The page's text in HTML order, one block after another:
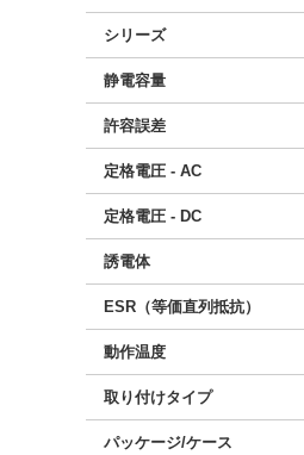
シリーズ
静電容量
許容誤差
定格電圧 - AC
定格電圧 - DC
誘電体
ESR（等価直列抵抗）
動作温度
取り付けタイプ
パッケージ/ケース